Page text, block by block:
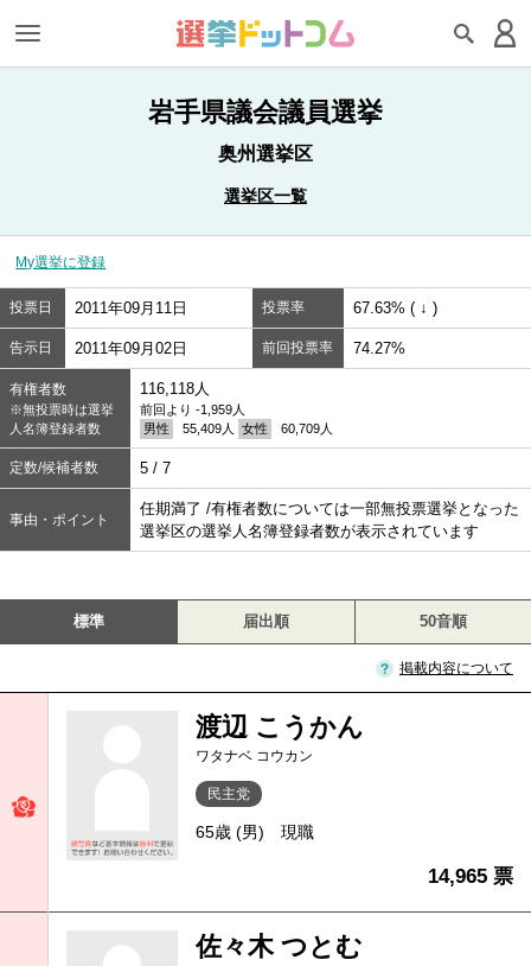
岩手県議会議員選挙
奥州選挙区
選挙区一覧
My選挙に登録
投票日 2011年09月11日 投票率 67.63% ( ↓ )
告示日 2011年09月02日 前回投票率 74.27%
有権者数
※無投票時は選挙
人名簿登録者数
116,118人
前回より -1,959人
男性
55,409人 女性 60,709人
定数/候補者数 5 / 7
事由・ポイント
任期満了 /有権者数については一部無投票選挙となった
選挙区の選挙人名簿登録者数が表示されています
標準 届出順 50音順
掲載内容について
渡辺 こうかん
ワタナベ コウカン
民主党
65歳 (男) 現職
14,965 票
佐々木 つとむ